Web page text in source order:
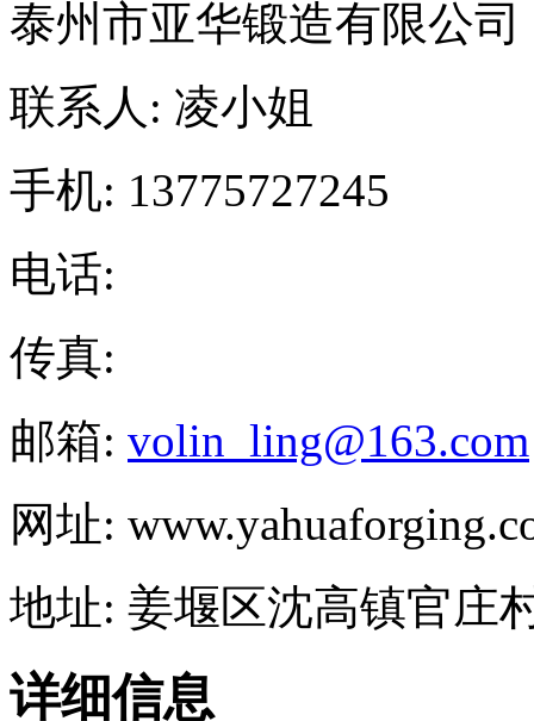
泰州市亚华锻造有限公司
联系人: 凌小姐
手机: 13775727245
电话:
传真:
邮箱: volin_ling@163.com
网址:
地址: 姜堰区沈高镇官庄
详细信息